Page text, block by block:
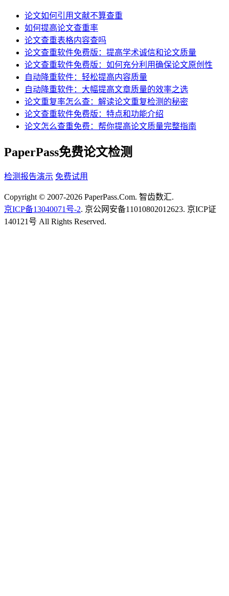
论文如何引用文献不算查重
如何提高论文查重率
论文查重表格内容查吗
论文查重软件免费版：提高学术诚信和论文质量
论文查重软件免费版：如何充分利用确保论文原创性
自动降重软件：轻松提高内容质量
自动降重软件：大幅提高文章质量的效率之选
论文重复率怎么查：解读论文重复检测的秘密
论文查重软件免费版：特点和功能介绍
论文怎么查重免费：帮你提高论文质量完整指南
PaperPass免费论文检测
检测报告演示 免费试用
Copyright © 2007-2026 PaperPass.Com. 智齿数汇.
京ICP备13040071号-2. 京公网安备11010802012623. 京ICP证
140121号 All Rights Reserved.